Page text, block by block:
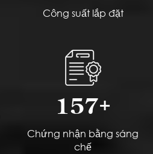
Công suất lắp đặt
157+
Chứng nhận bằng sáng
chế